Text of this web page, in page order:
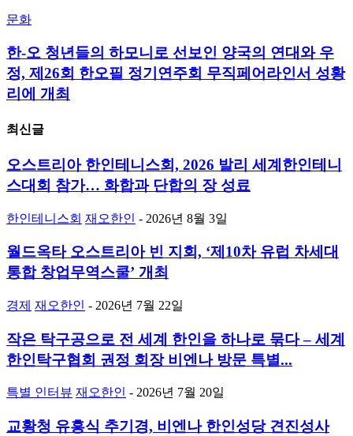
문화
한-오 청년들의 하모니로 선보인 양국의 연대와 우
정, 제26회 한오필 정기연주회 무직페어라인서 성황
리에 개최
최신글
오스트리아 한인테니스회, 2026 발리 세계한인테니
스대회 참가… 화합과 단합의 장 성료
한인테니스회 재오한인 - 2026년 8월 3일
월드옥타 오스트리아 빈 지회, ‘제10차 유럽 차세대
통합 창업무역스쿨’ 개최
경제 재오한인 - 2026년 7월 22일
작은 탁구공으로 전 세계 한인을 하나로 묶다 – 세계
한인탁구협회 권정 회장 비엔나 방문 특별...
특별 인터뷰 재오한인 - 2026년 7월 20일
교황청 유흥식 추기경, 비엔나 한인성당 견진성사